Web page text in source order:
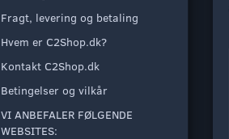
Fragt, levering og betaling
Hvem er C2Shop.dk?
Kontakt C2Shop.dk
Betingelser og vilkår
VI ANBEFALER FØLGENDE
WEBSITES: